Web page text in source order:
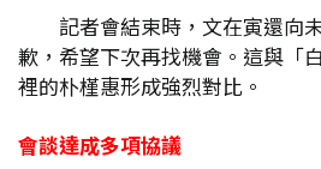
記者會結束時，文在寅還向
歉，希望下次再找機會。這與「
裡的朴槿惠形成強烈對比。
會談達成多項協議